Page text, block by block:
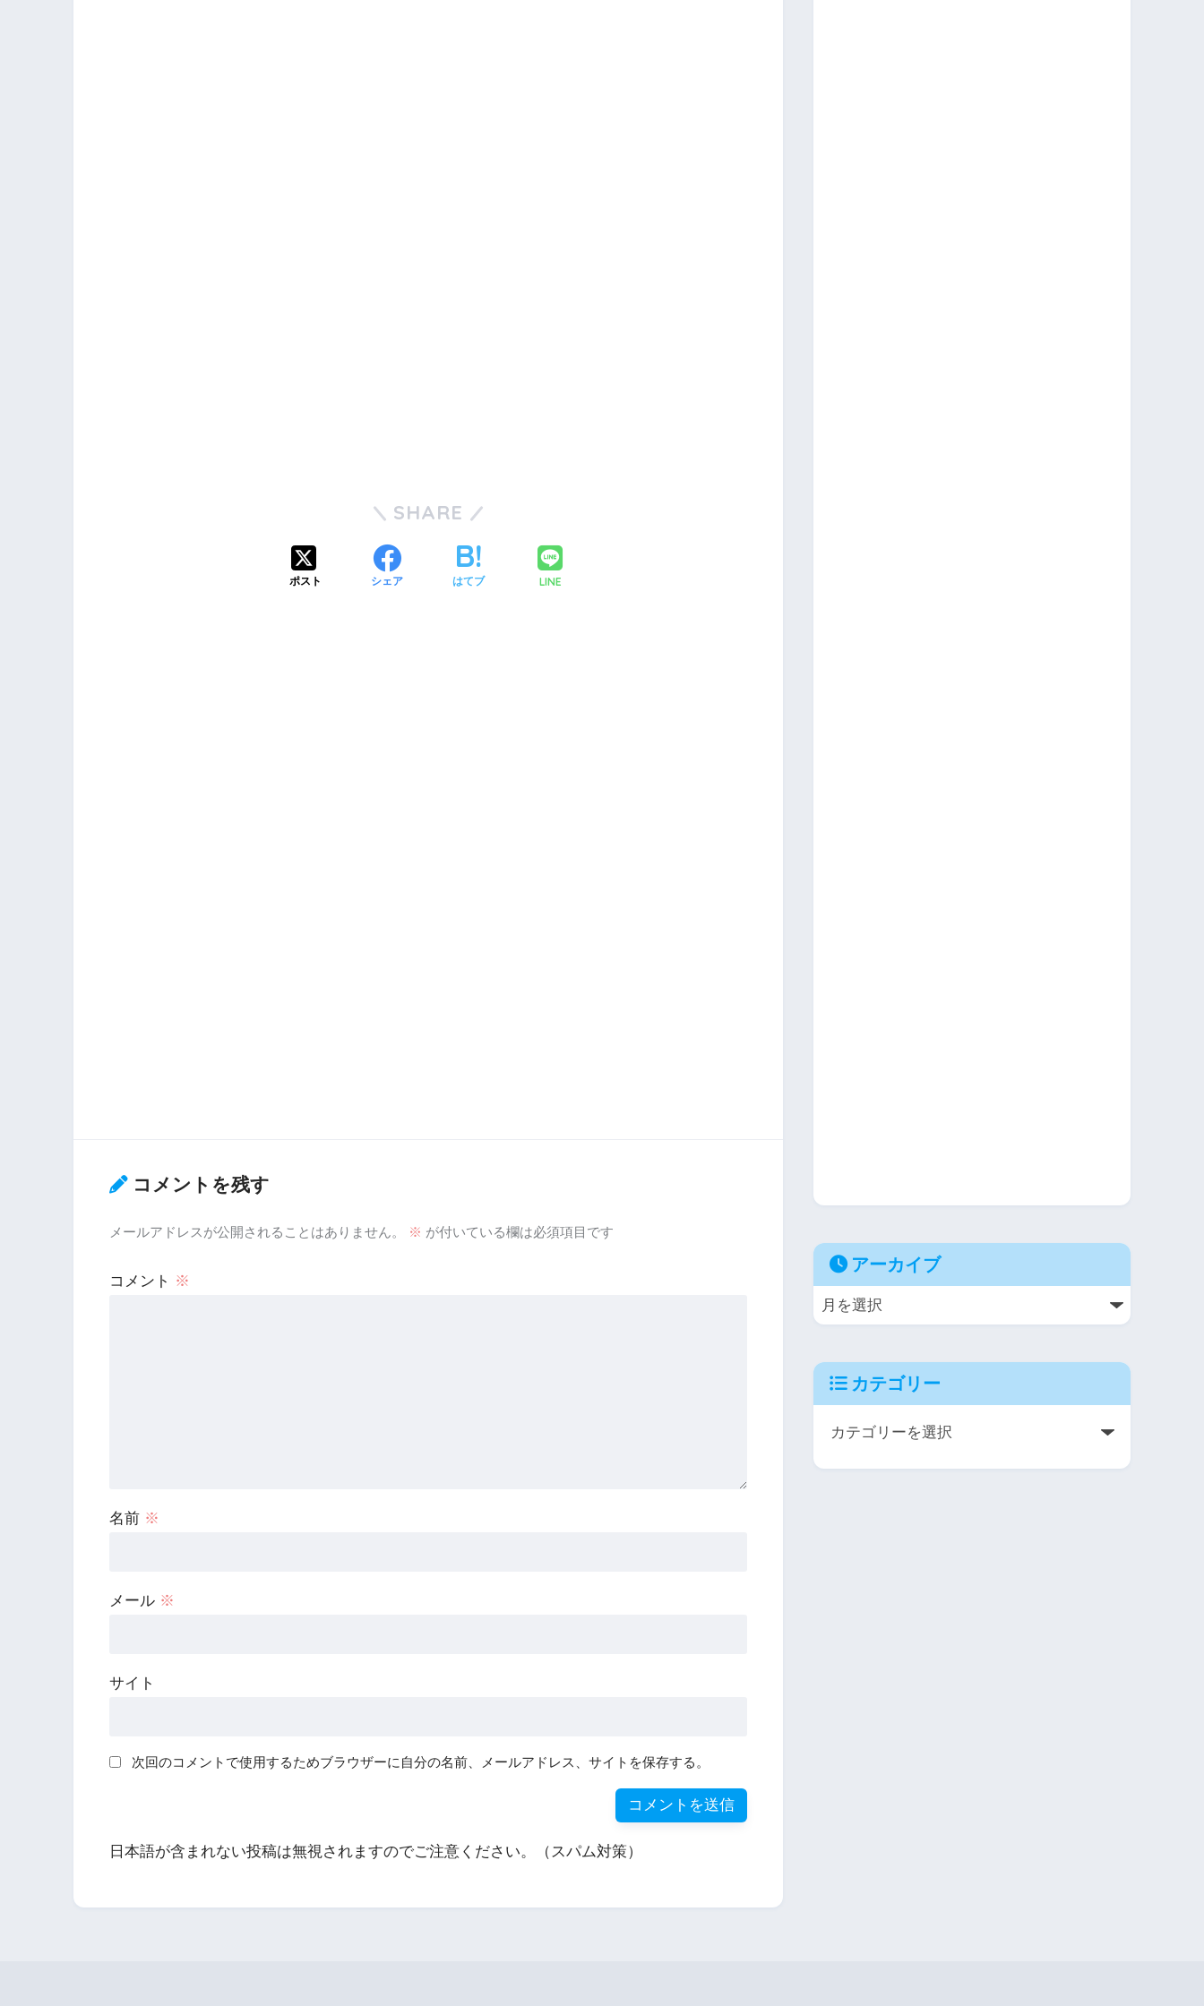
SHARE
ポスト シェア はてブ LINE
コメントを残す
メールアドレスが公開されることはありません。 ※ が付いている欄は必須項目です
コメント ※
名前 ※
メール ※
サイト
次回のコメントで使用するためブラウザーに自分の名前、メールアドレス、サイトを保存する。
日本語が含まれない投稿は無視されますのでご注意ください。（スパム対策）
アーカイブ
カテゴリー